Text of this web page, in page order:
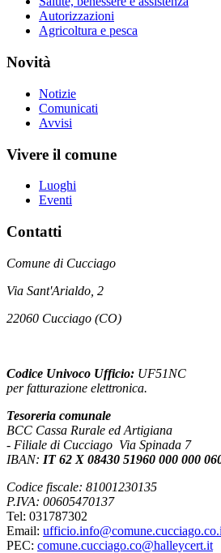
Autorizzazioni
Agricoltura e pesca
Novità
Notizie
Comunicati
Avvisi
Vivere il comune
Luoghi
Eventi
Contatti
Comune di Cucciago
Via Sant'Arialdo, 2
22060 Cucciago (CO)
Codice Univoco Ufficio: UF51NC
per fatturazione elettronica.
Tesoreria comunale
BCC Cassa Rurale ed Artigiana
- Filiale di Cucciago Via Spinada 7
IBAN: IT 62 X 08430 51960 000 000
Codice fiscale: 81001230135
P.IVA: 00605470137
Tel: 031787302
Email:
PEC: comune.cucciago.co@halleycert.it